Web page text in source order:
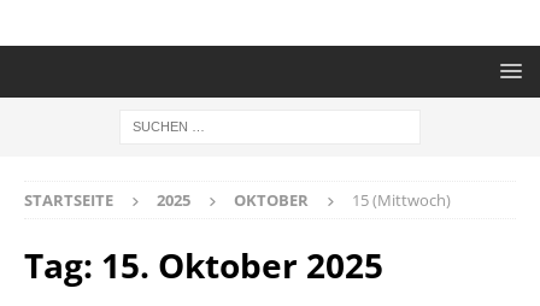
STARTSEITE 2025 OKTOBER 15 (Mittwoch)
Tag: 15. Oktober 2025